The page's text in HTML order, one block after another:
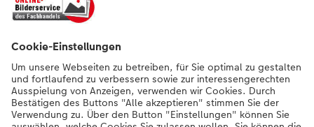
Nachhaltigkeit bei CEWE
Mein Fotoservice
Informationen